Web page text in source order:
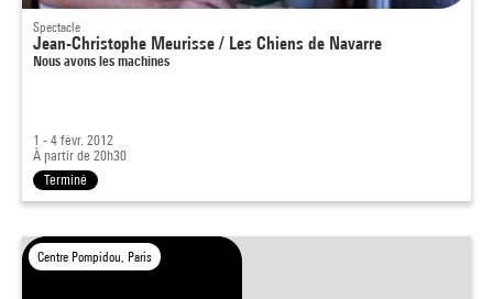
Spectacle
Jean-Christophe Meurisse / Les Chiens de Navarre
Nous avons les machines
1 - 4 févr. 2012
À partir de 20h30
Terminé
Centre Pompidou, Paris